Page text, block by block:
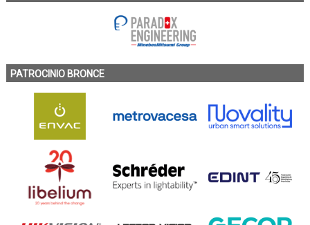
PATROCINIO BRONCE